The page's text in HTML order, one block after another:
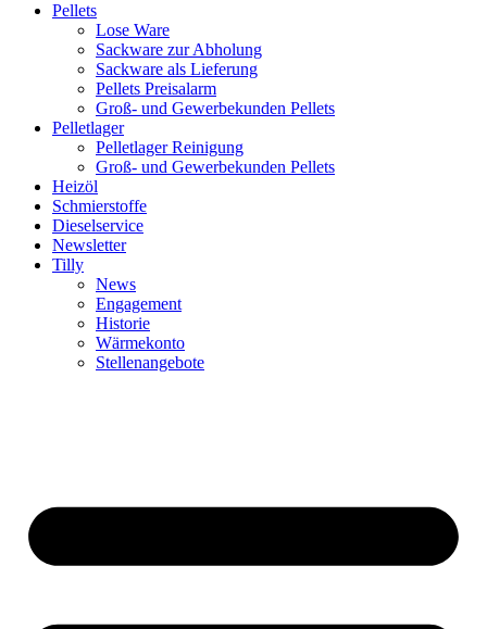
Pellets
Lose Ware
Sackware zur Abholung
Sackware als Lieferung
Pellets Preisalarm
Groß- und Gewerbekunden Pellets
Pelletlager
Pelletlager Reinigung
Groß- und Gewerbekunden Pellets
Heizöl
Schmierstoffe
Dieselservice
Newsletter
Tilly
News
Engagement
Historie
Wärmekonto
Stellenangebote